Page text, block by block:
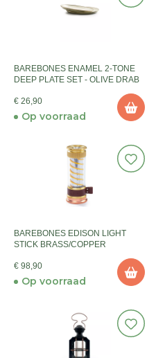
BAREBONES ENAMEL 2-TONE
DEEP PLATE SET - OLIVE DRAB
€ 26,90
Op voorraad
BAREBONES EDISON LIGHT
STICK BRASS/COPPER
€ 98,90
Op voorraad